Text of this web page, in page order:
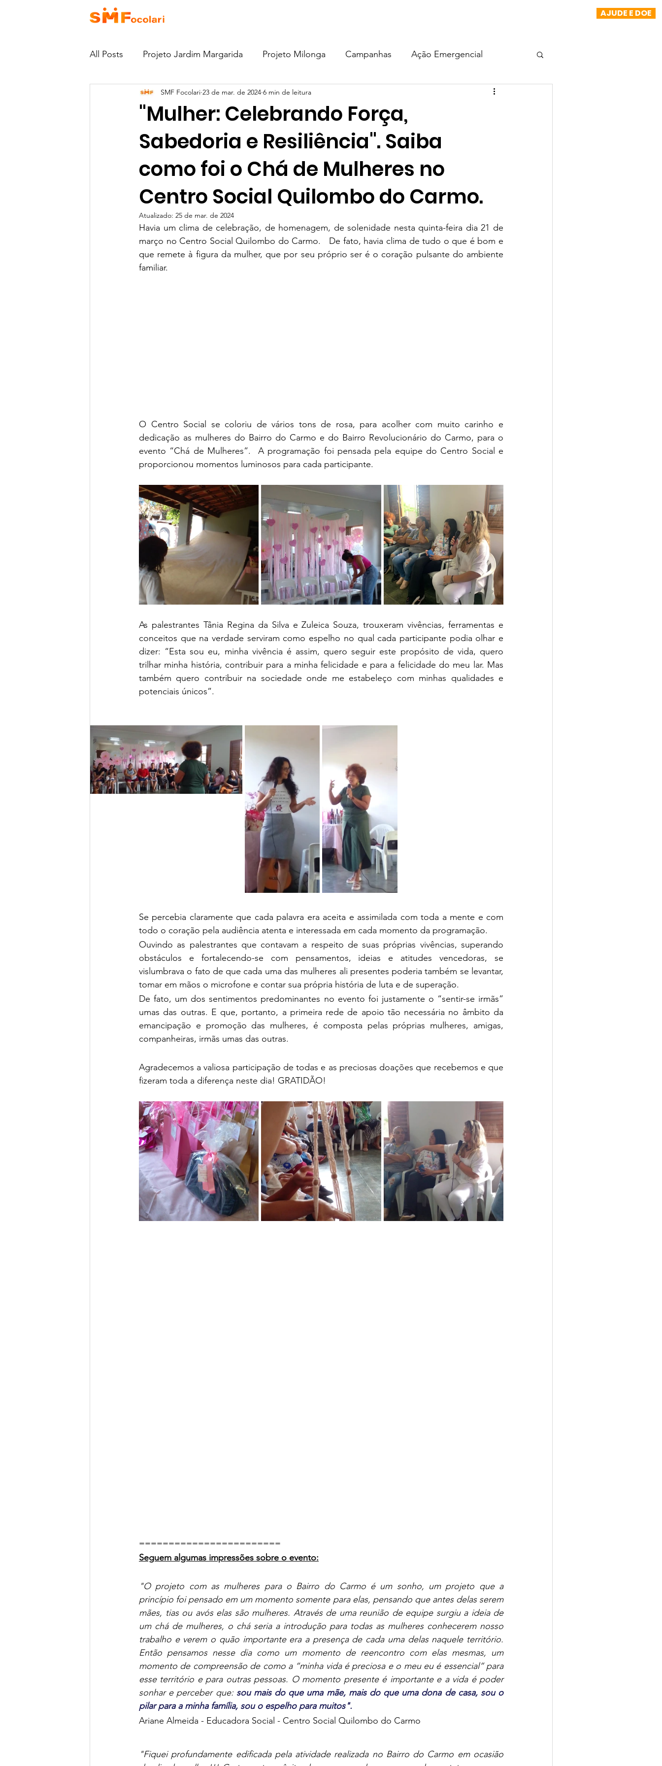
AJUDE E DOE
All Posts Projeto Jardim Margarida Projeto Milonga Campanhas Ação Emergencial
Como Doar Escola EJMU Projeto milONGa Projeto Morada
Notícias Projeto Casa de Acolhida Recomeçar Projeto Sementes do Carmo
"Mulher: Celebrando Força,
Sabedoria e Resiliência". Saiba
como foi o Chá de Mulheres no
Centro Social Quilombo do Carmo.
SMF Focolari 23 de mar. de 2024 6 min de leitura
Atualizado: 25 de mar. de 2024
Havia um clima de celebração, de homenagem, de solenidade nesta quinta-feira dia 21 de
março no Centro Social Quilombo do Carmo.   De fato, havia clima de tudo o que é bom e
que remete à figura da mulher, que por seu próprio ser é o coração pulsante do ambiente
familiar.
O Centro Social se coloriu de vários tons de rosa, para acolher com muito carinho e
dedicação as mulheres do Bairro do Carmo e do Bairro Revolucionário do Carmo, para o
evento “Chá de Mulheres”.  A programação foi pensada pela equipe do Centro Social e
proporcionou momentos luminosos para cada participante.
As palestrantes Tânia Regina da Silva e Zuleica Souza, trouxeram vivências, ferramentas e
conceitos que na verdade serviram como espelho no qual cada participante podia olhar e
dizer: “Esta sou eu, minha vivência é assim, quero seguir este propósito de vida, quero
trilhar minha história, contribuir para a minha felicidade e para a felicidade do meu lar. Mas
também quero contribuir na sociedade onde me estabeleço com minhas qualidades e
potenciais únicos”.
Se percebia claramente que cada palavra era aceita e assimilada com toda a mente e com
todo o coração pela audiência atenta e interessada em cada momento da programação.
Ouvindo as palestrantes que contavam a respeito de suas próprias vivências, superando
obstáculos e fortalecendo-se com pensamentos, ideias e atitudes vencedoras, se
vislumbrava o fato de que cada uma das mulheres ali presentes poderia também se levantar,
tomar em mãos o microfone e contar sua própria história de luta e de superação.
De fato, um dos sentimentos predominantes no evento foi justamente o “sentir-se irmãs”
umas das outras. E que, portanto, a primeira rede de apoio tão necessária no âmbito da
emancipação e promoção das mulheres, é composta pelas próprias mulheres, amigas,
companheiras, irmãs umas das outras.
Agradecemos a valiosa participação de todas e as preciosas doações que recebemos e que
fizeram toda a diferença neste dia! GRATIDÃO!
========================
Seguem algumas impressões sobre o evento:
"O projeto com as mulheres para o Bairro do Carmo é um sonho, um projeto que a
princípio foi pensado em um momento somente para elas, pensando que antes delas serem
mães, tias ou avós elas são mulheres. Através de uma reunião de equipe surgiu a ideia de
um chá de mulheres, o chá seria a introdução para todas as mulheres conhecerem nosso
trabalho e verem o quão importante era a presença de cada uma delas naquele território.
Então pensamos nesse dia como um momento de reencontro com elas mesmas, um
momento de compreensão de como a “minha vida é preciosa e o meu eu é essencial” para
esse território e para outras pessoas. O momento presente é importante e a vida é poder
sonhar e perceber que: sou mais do que uma mãe, mais do que uma dona de casa, sou o
pilar para a minha família, sou o espelho para muitos".
Ariane Almeida - Educadora Social - Centro Social Quilombo do Carmo
"Fiquei profundamente edificada pela atividade realizada no Bairro do Carmo em ocasião